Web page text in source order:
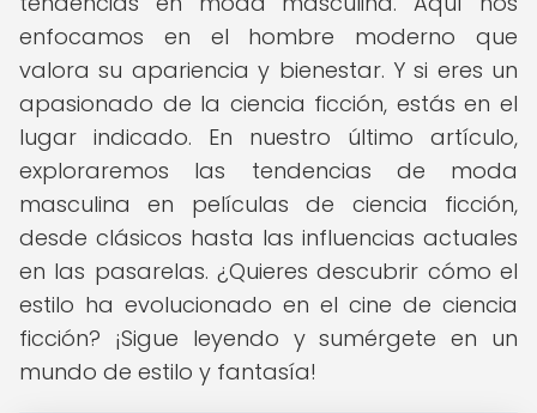
enfocamos en el hombre moderno que
valora su apariencia y bienestar. Y si eres un
apasionado de la ciencia ficción, estás en el
lugar indicado. En nuestro último artículo,
exploraremos las tendencias de moda
masculina en películas de ciencia ficción,
desde clásicos hasta las influencias actuales
en las pasarelas. ¿Quieres descubrir cómo el
estilo ha evolucionado en el cine de ciencia
ficción? ¡Sigue leyendo y sumérgete en un
mundo de estilo y fantasía!